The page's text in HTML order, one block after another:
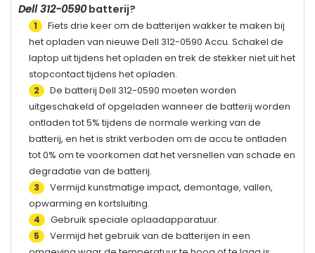
Dell 312-0590batterij?
1
Fiets drie keer om de batterijen wakker te maken bij
het opladen van nieuwe Dell 312-0590 Accu. Schakel de
laptop uit tijdens het opladen en trek de stekker niet uit het
stopcontact tijdens het opladen.
2 De batterij Dell 312-0590 moeten worden
uitgeschakeld of opgeladen wanneer de batterij worden
ontladen tot 5% tijdens de normale werking van de
batterij, en het is strikt verboden om de accu te ontladen
tot 0% om te voorkomen dat het versnellen van schade en
degradatie van de batterij.
3
Vermijd kunstmatige impact, demontage, vallen,
opwarming en kortsluiting.
4 Gebruik speciale oplaadapparatuur.
5
Vermijd het gebruik van de batterijen in een